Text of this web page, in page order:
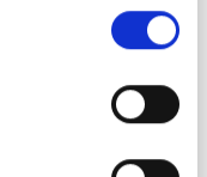
en hauteur = 10 x 10